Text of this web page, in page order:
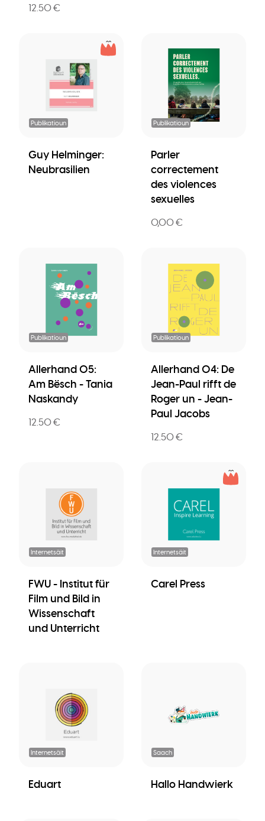
12.50 €
Publikatioun
Guy Helminger:
Neubrasilien
Publikatioun
Parler
correctement
des violences
sexuelles
0,00 €
Publikatioun
Allerhand 05:
Am Bësch - Tania
Naskandy
12.50 €
Publikatioun
Allerhand 04: De
Jean-Paul rifft de
Roger un - Jean-
Paul Jacobs
12.50 €
Internetsäit
FWU - Institut für
Film und Bild in
Wissenschaft
und Unterricht
Internetsäit
Carel Press
Internetsäit
Eduart
Saach
Hallo Handwierk